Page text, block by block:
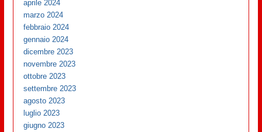
aprile 2024
marzo 2024
febbraio 2024
gennaio 2024
dicembre 2023
novembre 2023
ottobre 2023
settembre 2023
agosto 2023
luglio 2023
giugno 2023